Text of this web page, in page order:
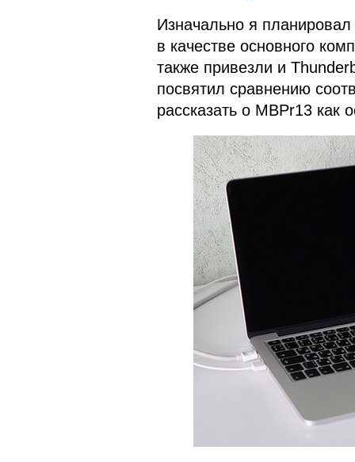
Изначально я
в качестве основного
также привезли и
посвятил сравнению
рассказать о MBPr13 как